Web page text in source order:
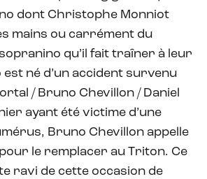
dont Christophe Monniot
mains ou carrément du
qu’il fait traîner à leur
né d’un accident survenu
/ Bruno Chevillon / Daniel
ayant été victime d’une
Bruno Chevillon appelle
le remplacer au Triton. Ce
ravi de cette occasion de